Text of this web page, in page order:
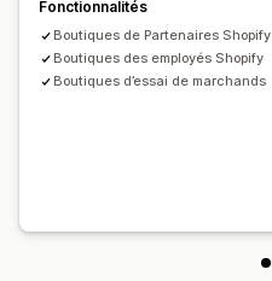
Fonctionnalités
Boutiques de Partenaires Shopify
Boutiques des employés Shopify
Boutiques d’essai de marchands